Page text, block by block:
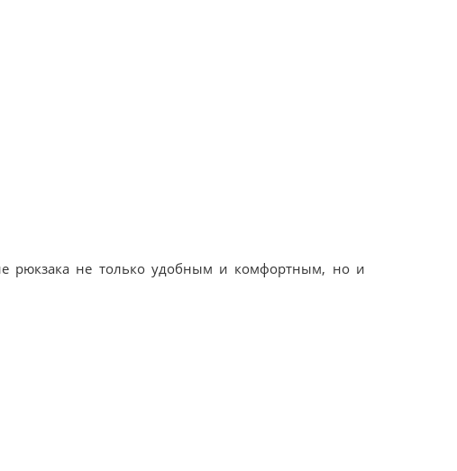
рюкзака не только удобным и комфортным, но и